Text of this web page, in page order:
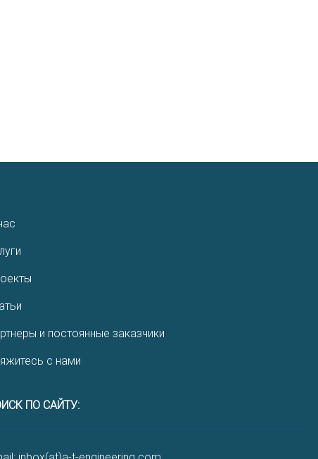
и постоянные заказчики
с нами
ПО САЙТУ: